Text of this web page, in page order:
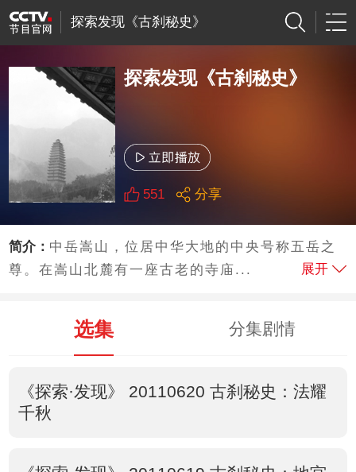
探索发现《古刹秘史》
探索发现《古刹秘史》
551 分享
简介： 中岳嵩山，位居中华大地的中央号称五岳之
尊。在嵩山北麓有一座古老的寺庙...
展开
选集 分集剧情
《探索·发现》 20110620 古刹秘史：法耀
千秋